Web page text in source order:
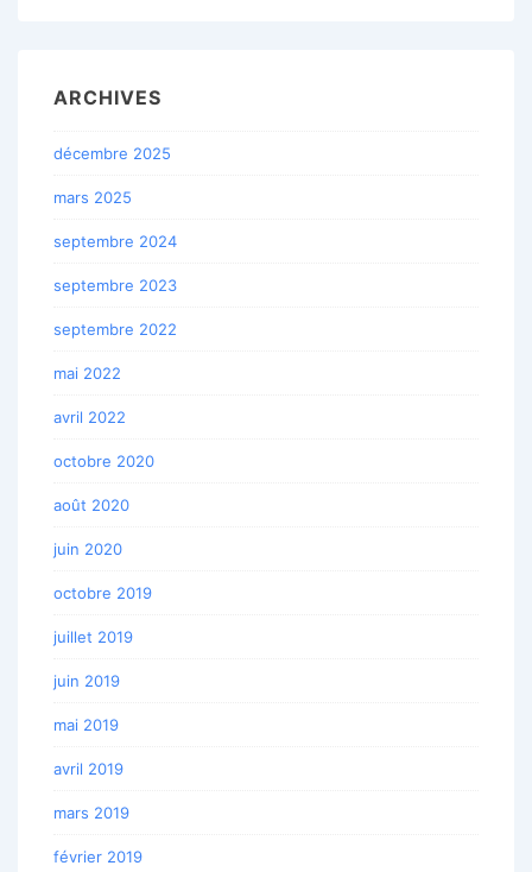
ARCHIVES
décembre 2025
mars 2025
septembre 2024
septembre 2023
septembre 2022
mai 2022
avril 2022
octobre 2020
août 2020
juin 2020
octobre 2019
juillet 2019
juin 2019
mai 2019
avril 2019
mars 2019
février 2019